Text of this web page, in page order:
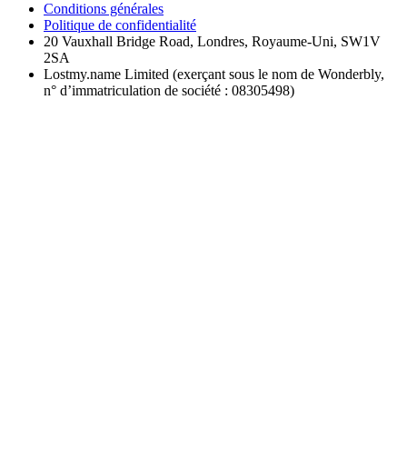
Conditions générales
Politique de confidentialité
20 Vauxhall Bridge Road, Londres, Royaume-Uni, SW1V
2SA
Lostmy.name Limited (exerçant sous le nom de Wonderbly,
n° d’immatriculation de société : 08305498)